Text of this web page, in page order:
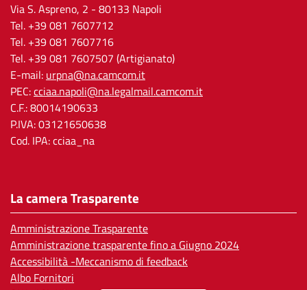
Via S. Aspreno, 2 - 80133 Napoli
Tel. +39 081 7607712
Tel. +39 081 7607716
Tel. +39 081 7607507 (Artigianato)
E-mail: urpna@na.camcom.it
PEC:cciaa.napoli@na.legalmail.camcom.it
C.F.: 80014190633
P.IVA: 03121650638
Cod. IPA: cciaa_na
La camera Trasparente
Amministrazione Trasparente
Amministrazione trasparente fino a Giugno 2024
Accessibilità -Meccanismo di feedback
Albo Fornitori